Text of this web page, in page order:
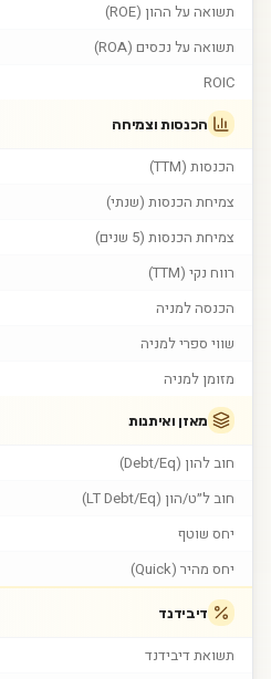
תשואה על ההון (ROE)
תשואה על נכסים (ROA)
ROIC
הכנסות וצמיחה
הכנסות (TTM)
צמיחת הכנסות (שנתי)
צמיחת הכנסות (5 שנים)
רווח נקי (TTM)
הכנסה למניה
שווי ספרי למניה
מזומן למניה
מאזן ואיתנות
חוב להון (Debt/Eq)
חוב ל״ט/הון (LT Debt/Eq)
יחס שוטף
יחס מהיר (Quick)
דיבידנד
תשואת דיבידנד